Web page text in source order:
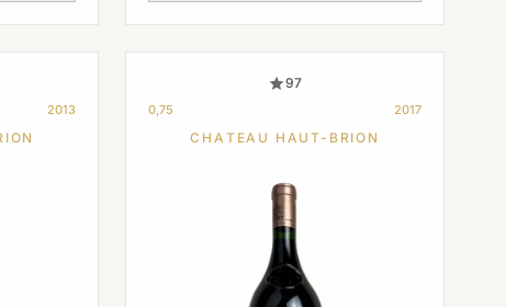
2013
97
0,75 2017
CHATEAU HAUT-BRION